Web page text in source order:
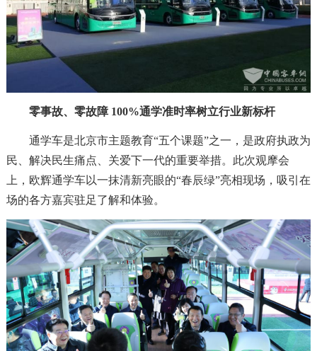
零事故、零故障 100%通学准时率树立行业新标杆
通学车是北京市主题教育“五个课题”之一，是政府执政为
民、解决民生痛点、关爱下一代的重要举措。此次观摩会
上，欧辉通学车以一抹清新亮眼的“春辰绿”亮相现场，吸引在
场的各方嘉宾驻足了解和体验。